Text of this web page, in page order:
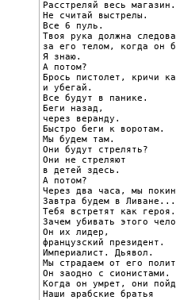
Расстреляй весь магазин.
Не считай выстрелы.
Все 6 пуль.
Твоя рука должна
за его телом, когда он
Я знаю.
А потом?
Брось пистолет, кричи
и убегай.
Все будут в панике.
Беги назад,
через веранду.
Быстро беги к воротам.
Мы будем там.
Они будут стрелять?
Они не стреляют
в детей здесь.
А потом?
Через два часа, мы
Завтра будем в Ливане...
Тебя встретят как героя.
Зачем убивать этого
Он их лидер,
французский президент.
Империалист. Дьявол.
Мы страдаем от его
Он заодно с сионистами.
Когда он умрет, они
Наши арабские братья